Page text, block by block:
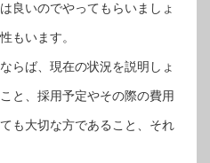
良いのでやってもらいましょ
もいます。
らば、現在の状況を説明しょ
と、採用予定やその際の費用
も大切な方であること、それ